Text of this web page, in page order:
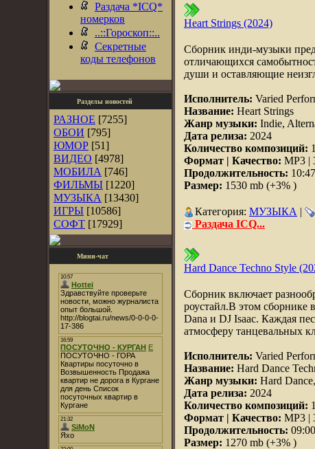
Раздача *ICQ*
номерков
..::Гороскоп::..
Секретные
коды телефонов
Разделы новостей
РАЗНОЕ [7255]
ОБОИ [795]
ЮМОР [51]
ВИДЕО [4978]
МОБИЛА [746]
ФИЛЬМЫ [1220]
МУЗЫКА [13430]
ИГРЫ [10586]
СОФТ [17929]
Мини-чат
Heart Strings (2024)
Сборник инди-музыки
отличающихся
души и оставляющие
Исполнитель: Varied
Название: Heart Strings
Жанр музыки: Indie,
Дата релиза: 2024
Количество композиций:
Формат | Качество: MP3 |
Продолжительность:
Размер: 1530 mb (+3% )
Категория: МУЗЫКА |
Раздача ICQ...
Hard Dance Techno Style
Сборник включает
роустайл.В этом сборнике
Dana и DJ Isaac. Каждая
атмосферу танцевальных
Исполнитель: Varied
Название: Hard Dance
Жанр музыки: Hard
Дата релиза: 2024
Количество композиций:
Формат | Качество: MP3 |
Продолжительность:
Размер: 1270 mb (+3% )